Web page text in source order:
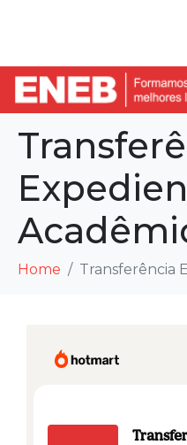
Home Transferência